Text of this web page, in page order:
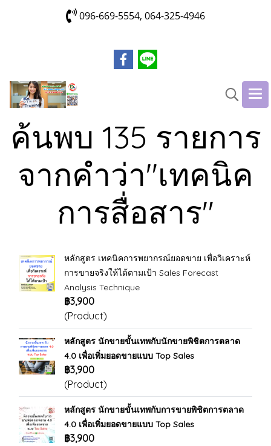
096-669-5554, 064-325-4946
ค้นพบ 135 รายการ
จากคำว่า"เทคนิค
การสื่อสาร"
หลักสูตร เทคนิคการพยากรณ์ยอดขาย เพื่อวิเคราะห์
การขายจริงให้ได้ตามเป้า Sales Forecast
Analysis Technique
฿3,900
(Product)
หลักสูตร นักขายขั้นเทพกับนักขายพิชิตการตลาด
4.0 เพื่อเพิ่มยอดขายแบบ Top Sales
฿3,900
(Product)
หลักสูตร นักขายขั้นเทพกับการขายพิชิตการตลาด
4.0 เพื่อเพิ่มยอดขายแบบ Top Sales
฿3,900